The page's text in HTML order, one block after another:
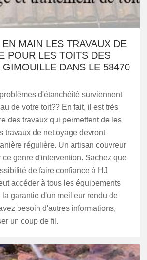
MAIN LES TRAVAUX DE
POUR LES TOITS DES
GIMOUILLE DANS LE 58470
d'étanchéité surviennent
de votre toit?? En fait, il est très
des travaux qui permettent de les
travaux de nettoyage devront
régulière. Un artisan couvreur
ce genre d'intervention. Sachez que
de faire confiance à HJ
accéder à tous les équipements
la garantie d'un meilleur rendu de
besoin d'autres informations,
un coup de fil.